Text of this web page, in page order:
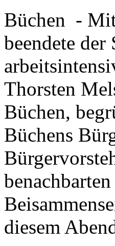
Büchen -
beendete
Thorsten
Büchen,
Büchens
diesem